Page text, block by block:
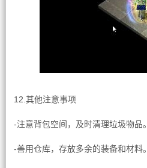
12.其他注意事项
-注意背包空间，及时清理垃圾物品。
-善用仓库，存放多余的装备和材料。